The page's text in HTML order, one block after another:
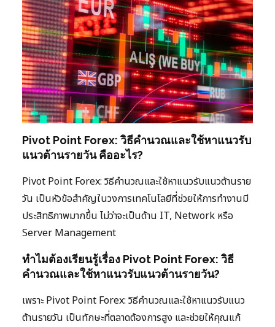
Pivot Point Forex: วิธีคำนวณและใช้หาแนวรับ
แนวต้านรายวัน คืออะไร?
Pivot Point Forex: วิธีคำนวณและใช้หาแนวรับแนวต้านราย
วัน เป็นหัวข้อสำคัญในวงการเทคโนโลยีที่ช่วยให้การทำงานมี
ประสิทธิภาพมากขึ้น ไม่ว่าจะเป็นด้าน IT, Network หรือ
Server Management
ทำไมต้องเรียนรู้เรื่อง Pivot Point Forex: วิธี
คำนวณและใช้หาแนวรับแนวต้านรายวัน?
เพราะ Pivot Point Forex: วิธีคำนวณและใช้หาแนวรับแนว
ต้านรายวัน เป็นทักษะที่ตลาดต้องการสูง และช่วยให้คุณแก้